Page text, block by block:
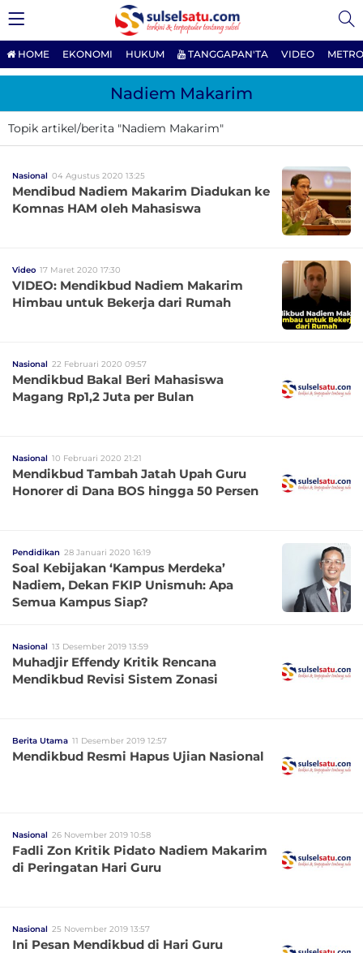
HOME EKONOMI HUKUM TANGGAPAN'TA VIDEO
Nadiem Makarim
Topik artikel/berita "Nadiem Makarim"
Nasional 04 Agustus 2020 13:25
Mendibud Nadiem Makarim Diadukan ke
Komnas HAM oleh Mahasiswa
Video 17 Maret 2020 17:30
VIDEO: Mendikbud Nadiem Makarim
Himbau untuk Bekerja dari Rumah
Nasional 22 Februari 2020 09:57
Mendikbud Bakal Beri Mahasiswa
Magang Rp1,2 Juta per Bulan
Nasional 10 Februari 2020 21:21
Mendikbud Tambah Jatah Upah Guru
Honorer di Dana BOS hingga 50 Persen
Pendidikan 28 Januari 2020 16:19
Soal Kebijakan ‘Kampus Merdeka’
Nadiem, Dekan FKIP Unismuh: Apa
Semua Kampus Siap?
Nasional 13 Desember 2019 13:59
Muhadjir Effendy Kritik Rencana
Mendikbud Revisi Sistem Zonasi
Berita Utama 11 Desember 2019 12:57
Mendikbud Resmi Hapus Ujian Nasional
Nasional 26 November 2019 10:58
Fadli Zon Kritik Pidato Nadiem Makarim
di Peringatan Hari Guru
Nasional 25 November 2019 13:57
Ini Pesan Mendikbud di Hari Guru